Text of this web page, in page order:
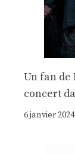
Un fan de
concert
6 janvier 2024